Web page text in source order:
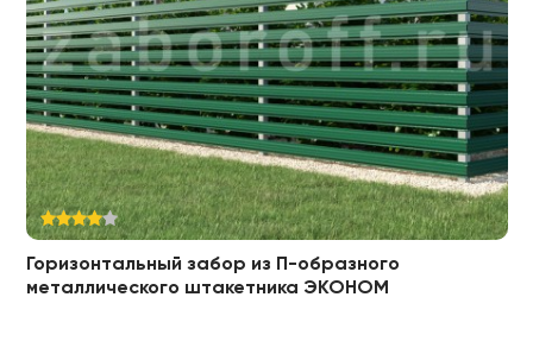
Горизонтальный забор из П-образного
металлического штакетника ЭКОНОМ